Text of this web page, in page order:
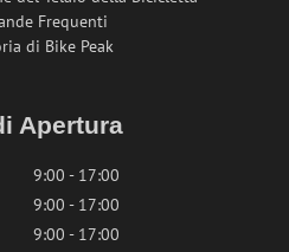
Frequenti
di Bike Peak
Apertura
9:00 - 17:00
9:00 - 17:00
9:00 - 17:00